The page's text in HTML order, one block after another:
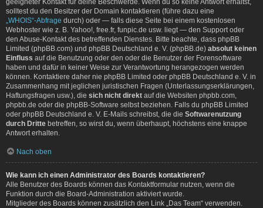
solltest du den Besitzer der Domain kontaktieren (führe dazu eine
„WHOIS“-Abfrage durch) oder — falls diese Seite bei einem kostenlosen
Webhoster wie z. B. Yahoo!, free.fr, funpic.de usw. liegt — den Support oder
den Abuse-Kontakt des betreffenden Dienstes. Bitte beachte, dass phpBB
Limited (phpBB.com) und phpBB Deutschland e. V. (phpBB.de) absolut keinen
Einfluss auf die Benutzung oder den oder die Benutzer der Forensoftware
haben und dafür in keiner Weise zur Verantwortung herangezogen werden
können. Kontaktiere daher nie phpBB Limited oder phpBB Deutschland e. V. in
Zusammenhang mit jeglichen juristischen Fragen (Unterlassungserklärungen,
Haftungsfragen usw.), die sich nicht direkt auf die Websiten phpbb.com,
phpbb.de oder die phpBB-Software selbst beziehen. Falls du phpBB Limited
oder phpBB Deutschland e. V. E-Mails schreibst, die die Softwarenutzung
durch Dritte betreffen, so wirst du, wenn überhaupt, höchstens eine knappe
Antwort erhalten.
Nach oben
Wie kann ich einen Administrator des Boards kontaktieren?
Alle Benutzer des Boards können das Kontaktformular nutzen, wenn die
Funktion durch die Board-Administration aktiviert wurde.
Mitglieder des Boards können zusätzlich den Link „Das Team“ verwenden.